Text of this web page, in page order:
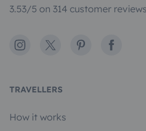
3.53/5 on 314 customer
Instagram
X PinterestFacebook
TRAVELLERS
How it works